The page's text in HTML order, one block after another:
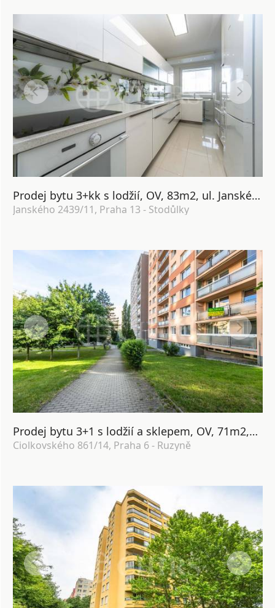
Prodej bytu 3+kk s lodžií, OV, 83m2, ul. Janského 2439/11, Praha 13 - Stodůlky
Janského 2439/11, Praha 13 - Stodůlky
Prodej bytu 3+1 s lodžií a sklepem, OV, 71m2,ul. Ciolkovského 861/14, Praha 6 - Ruzyně
Ciolkovského 861/14, Praha 6 - Ruzyně